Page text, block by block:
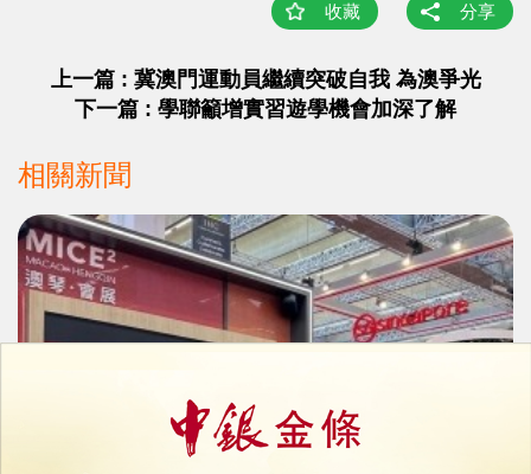
收藏 分享
上一篇 : 冀澳門運動員繼續突破自我 為澳爭光
下一篇 : 學聯籲增實習遊學機會加深了解
相關新聞